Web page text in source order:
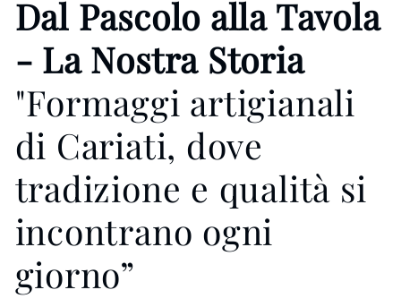
Dal Pascolo alla Tavola
- La Nostra Storia
"Formaggi artigianali
di Cariati, dove
tradizione e qualità si
incontrano ogni
giorno”